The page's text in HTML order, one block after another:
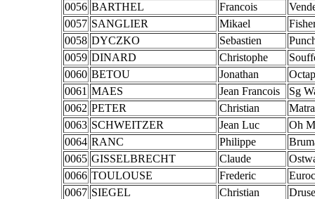
0056 BARTHEL Francois
0057 SANGLIER Mikael
0058 DYCZKO Sebastien
0059 DINARD Christophe
0060 BETOU Jonathan
0061 MAES Jean Francois
Sg
0062 PETER Christian
0063 SCHWEITZER Jean Luc
Oh
0064 RANC Philippe
0065 GISSELBRECHT Claude
0066 TOULOUSE Frederic
0067 SIEGEL Christian